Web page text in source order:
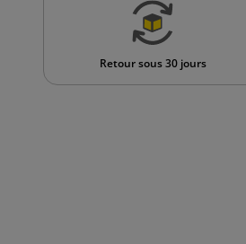
Retour sous 30 jours